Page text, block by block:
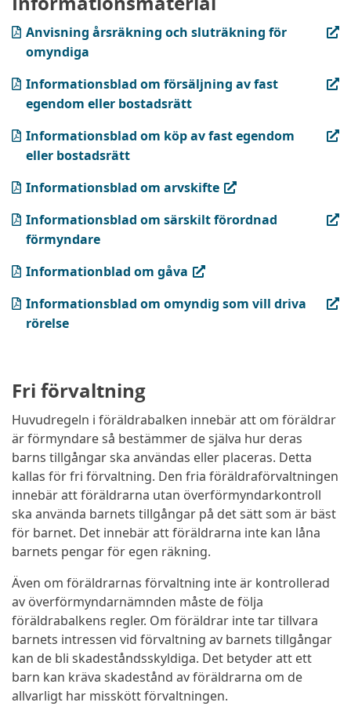
Anvisning årsräkning och sluträkning för
omyndiga
(PDF, öppnas i ny flik)
Informationsblad om försäljning av fast
egendom eller bostadsrätt
(PDF, öppnas i ny flik)
Informationsblad om köp av fast egendom
eller bostadsrätt
(PDF, öppnas i ny flik)
Informationsblad om arvskifte
(PDF, öppnas i ny flik)
Informationsblad om särskilt förordnad
förmyndare
(PDF, öppnas i ny flik)
Informationblad om gåva
(PDF, öppnas i ny flik)
Informationsblad om omyndig som vill driva
rörelse
(PDF, öppnas i ny flik)
Fri förvaltning
Huvudregeln i föräldrabalken innebär att om föräldrar
är förmyndare så bestämmer de själva hur deras
barns tillgångar ska användas eller placeras. Detta
kallas för fri förvaltning. Den fria föräldraförvaltningen
innebär att föräldrarna utan överförmyndarkontroll
ska använda barnets tillgångar på det sätt som är bäst
för barnet. Det innebär att föräldrarna inte kan låna
barnets pengar för egen räkning.
Även om föräldrarnas förvaltning inte är kontrollerad
av överförmyndarnämnden måste de följa
föräldrabalkens regler. Om föräldrar inte tar tillvara
barnets intressen vid förvaltning av barnets tillgångar
kan de bli skadeståndsskyldiga. Det betyder att ett
barn kan kräva skadestånd av föräldrarna om de
allvarligt har misskött förvaltningen.